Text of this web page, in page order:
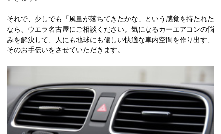
それで、少しでも「風量が落ちてきたかな」という感覚を持たれた
なら、ウエラ名古屋にご相談ください。気になるカーエアコンの悩
みを解決して、人にも地球にも優しい快適な車内空間を作り出す、
そのお手伝いをさせていただきます。